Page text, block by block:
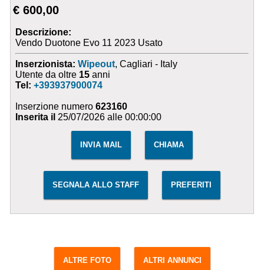
€ 600,00
Descrizione:
Vendo Duotone Evo 11 2023 Usato
Inserzionista: Wipeout, Cagliari - Italy
Utente da oltre 15 anni
Tel:+393937900074
Inserzione numero623160
Inserita il 25/07/2026 alle 00:00:00
INVIA MAIL CHIAMA
SEGNALA ALLO STAFF PREFERITI
ALTRE FOTO ALTRI ANNUNCI